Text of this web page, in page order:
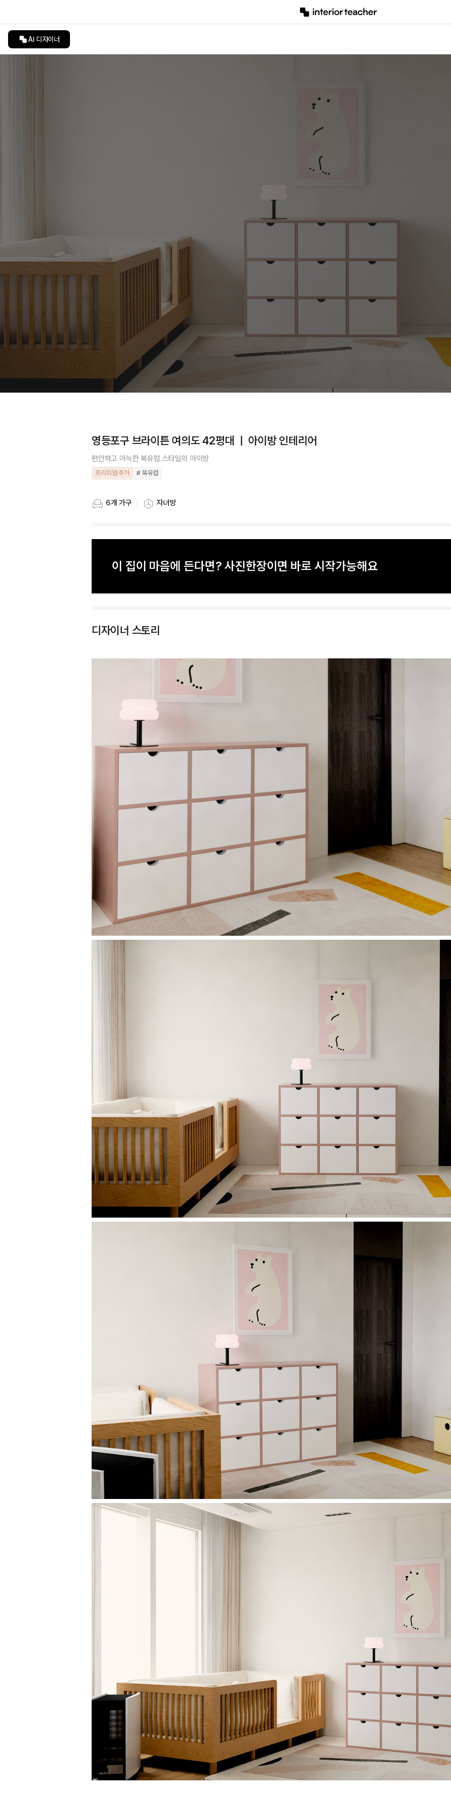
AI 디자이너
영등포구 브라이튼 여의도 42평대 ㅣ 아이방 인테리어
편안하고 아늑한 북유럽 스타일의 아이방
프리미엄 주거 # 북유럽
스타일링 가구 개수
6개 가구
스타일링 공간
자녀방
이 집이 마음에 든다면? 사진한장이면 바로 시작가능해요
디자이너 스토리